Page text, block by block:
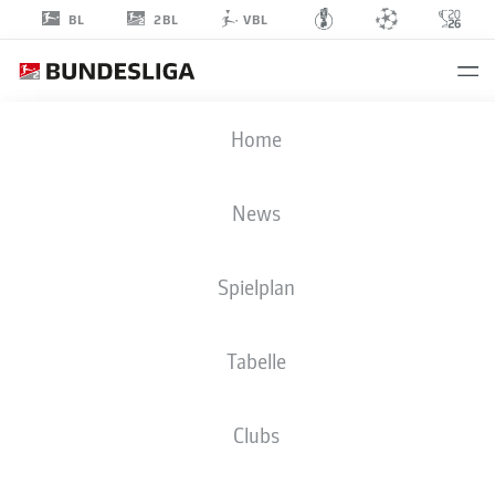
BL 2BL VBL
Home
News
Spielplan
Tabelle
Clubs